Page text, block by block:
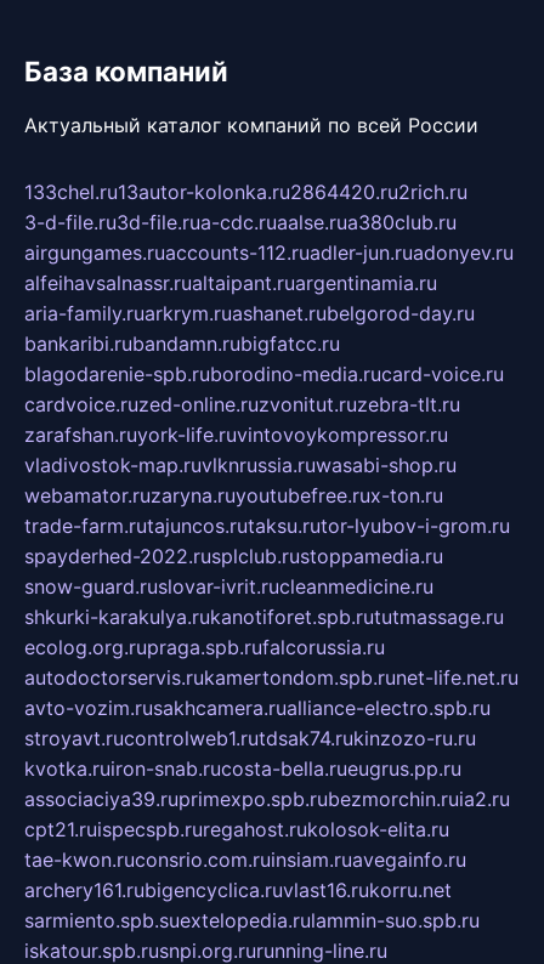
База компаний
Актуальный каталог компаний по всей России
133chel.ru13autor-kolonka.ru2864420.ru2rich.ru
3-d-file.ru3d-file.rua-cdc.ruaalse.rua380club.ru
airgungames.ruaccounts-112.ruadler-jun.ruadonyev.ru
alfeihavsalnassr.rualtaipant.ruargentinamia.ru
aria-family.ruarkrym.ruashanet.rubelgorod-day.ru
bankaribi.rubandamn.rubigfatcc.ru
blagodarenie-spb.ruborodino-media.rucard-voice.ru
cardvoice.ruzed-online.ruzvonitut.ruzebra-tlt.ru
zarafshan.ruyork-life.ruvintovoykompressor.ru
vladivostok-map.ruvlknrussia.ruwasabi-shop.ru
webamator.ruzaryna.ruyoutubefree.rux-ton.ru
trade-farm.rutajuncos.rutaksu.rutor-lyubov-i-grom.ru
spayderhed-2022.rusplclub.rustoppamedia.ru
snow-guard.ruslovar-ivrit.rucleanmedicine.ru
shkurki-karakulya.rukanotiforet.spb.rututmassage.ru
ecolog.org.rupraga.spb.rufalcorussia.ru
autodoctorservis.rukamertondom.spb.runet-life.net.ru
avto-vozim.rusakhcamera.rualliance-electro.spb.ru
stroyavt.rucontrolweb1.rutdsak74.rukinzozo-ru.ru
kvotka.ruiron-snab.rucosta-bella.rueugrus.pp.ru
associaciya39.ruprimexpo.spb.rubezmorchin.ruia2.ru
cpt21.ruispecspb.ruregahost.rukolosok-elita.ru
tae-kwon.ruconsrio.com.ruinsiam.ruavegainfo.ru
archery161.rubigencyclica.ruvlast16.rukorru.net
sarmiento.spb.suextelopedia.rulammin-suo.spb.ru
iskatour.spb.rusnpi.org.rurunning-line.ru